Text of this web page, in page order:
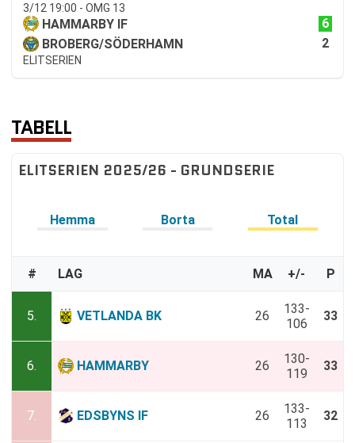
3/12 19:00 - OMG 13
HAMMARBY IF
6
BROBERG/SÖDERHAMN
2
ELITSERIEN
TABELL
ELITSERIEN 2025/26 - GRUNDSERIE
Hemma Borta Total
# LAG MA +/- P
5. VETLANDA BK 26
133-
106
33
6. HAMMARBY 26
130-
119
33
7. EDSBYNS IF 26
133-
113
32